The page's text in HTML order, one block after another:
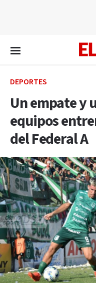
DEPORTES
Un empate y
equipos
del Federal A